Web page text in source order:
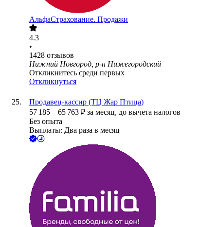
АльфаСтрахование. Продажи
4.3
•
1428 отзывов
Нижний Новгород, р-н Нижегородский
Откликнитесь среди первых
Откликнуться
Продавец-кассир (ТЦ Жар Птица)
57 185 – 65 763 ₽ за месяц, до вычета налогов
Без опыта
Выплаты: Два раза в месяц